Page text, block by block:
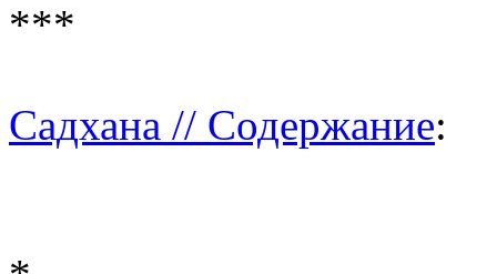
***
Садхана // Содержание: